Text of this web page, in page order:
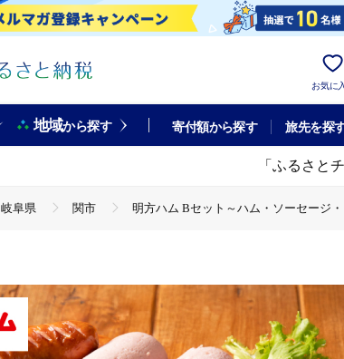
お気に
地域から探す 寄付額から探す 旅先を探
「ふるさと
岐阜県 関市 明方ハム Bセット～ハム・ソーセージ